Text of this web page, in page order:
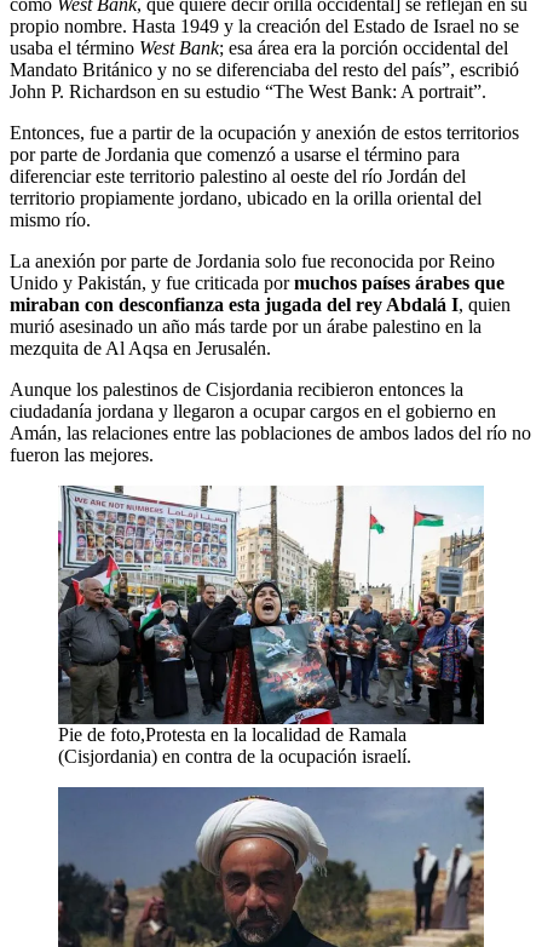
como West Bank, que quiere decir orilla occidental] se reflejan en su
propio nombre. Hasta 1949 y la creación del Estado de Israel no se
usaba el término West Bank; esa área era la porción occidental del
Mandato Británico y no se diferenciaba del resto del país”, escribió
John P. Richardson en su estudio “The West Bank: A portrait”.
Entonces, fue a partir de la ocupación y anexión de estos territorios
por parte de Jordania que comenzó a usarse el término para
diferenciar este territorio palestino al oeste del río Jordán del
territorio propiamente jordano, ubicado en la orilla oriental del
mismo río.
La anexión por parte de Jordania solo fue reconocida por Reino
Unido y Pakistán, y fue criticada pormuchos países árabes que
miraban con desconfianza esta jugada del rey Abdalá I, quien
murió asesinado un año más tarde por un árabe palestino en la
mezquita de Al Aqsa en Jerusalén.
Aunque los palestinos de Cisjordania recibieron entonces la
ciudadanía jordana y llegaron a ocupar cargos en el gobierno en
Amán, las relaciones entre las poblaciones de ambos lados del río no
fueron las mejores.
Pie de foto,Protesta en la localidad de Ramala
(Cisjordania) en contra de la ocupación israelí.